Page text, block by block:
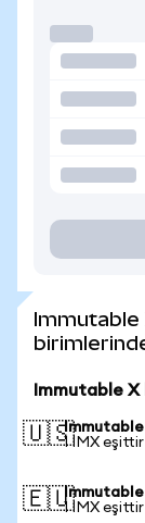
Immutable
Immutable
🇺🇸Immutable
1 IMX eşittir
🇪🇺1 IMX